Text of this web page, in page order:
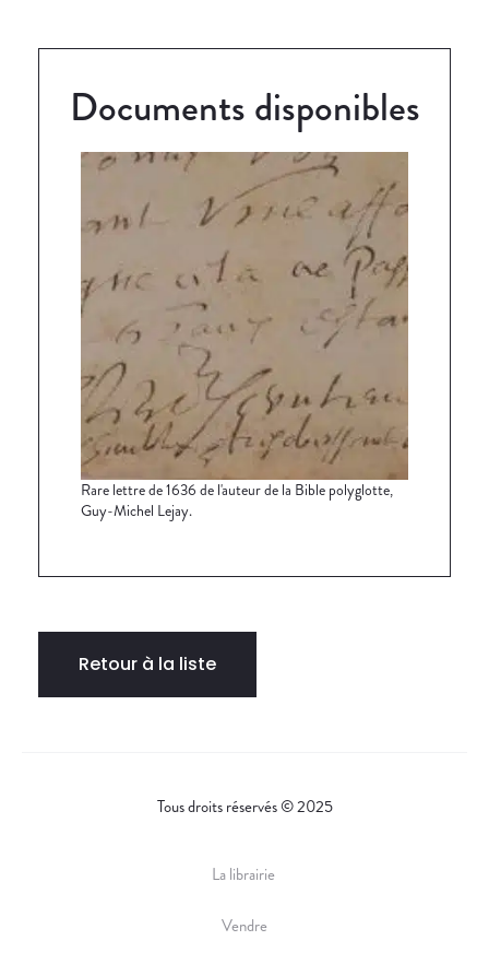
Documents disponibles
Rare lettre de 1636 de l'auteur de la Bible polyglotte,
Guy-Michel Lejay.
Retour à la liste
Tous droits réservés © 2025
La librairie
Vendre